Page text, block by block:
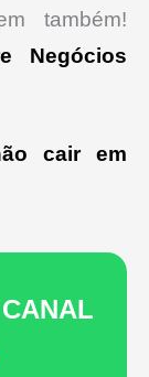
também!
Negócios
cair em